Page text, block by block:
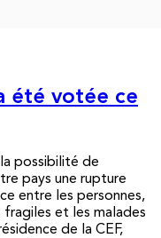
été votée ce
possibilité de
pays une rupture
entre les personnes,
et les malades
de la CEF,